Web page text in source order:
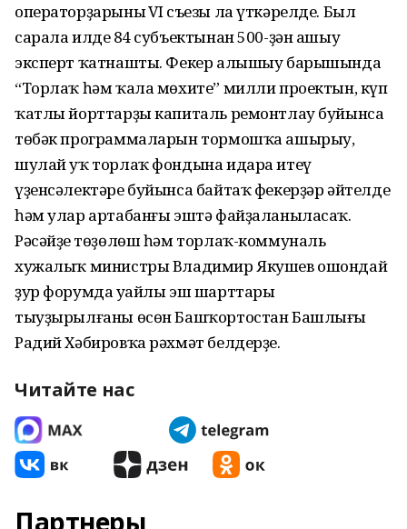
оператор­ҙарының VI съезы ла үткәрелде. Был
сарала илдең 84 субъектынан 500-ҙән ашыу
эксперт ҡатнашты. Фекер алышыу барышында
“Торлаҡ һәм ҡала мөхите” милли проектын, күп
ҡатлы йорттарҙы капиталь ремонтлау буйынса
төбәк программаларын тормошҡа ашырыу,
шулай уҡ торлаҡ фондына идара итеү
үҙенсәлектәре буйынса байтаҡ фекерҙәр әйтелде
һәм улар артабанғы эштә файҙаланыласаҡ.
Рәсәйҙең төҙөлөш һәм торлаҡ-коммуналь
хужалыҡ министры Владимир Якушев ошондай
ҙур форумда уңайлы эш шарттары
тыуҙырылғаны өсөн Башҡортостан Башлығы
Радий Хәби­ровҡа рәхмәт белдерҙе.
Читайте нас
Партнеры